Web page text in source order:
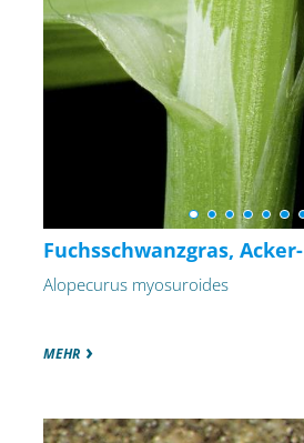
Fuchsschwanzgras, Acker-
Alopecurus myosuroides
MEHR